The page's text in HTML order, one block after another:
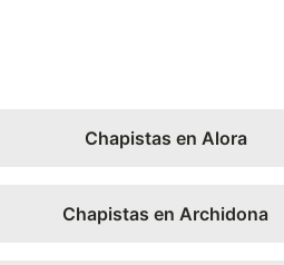
Chapistas en Alora
Chapistas en Archidona